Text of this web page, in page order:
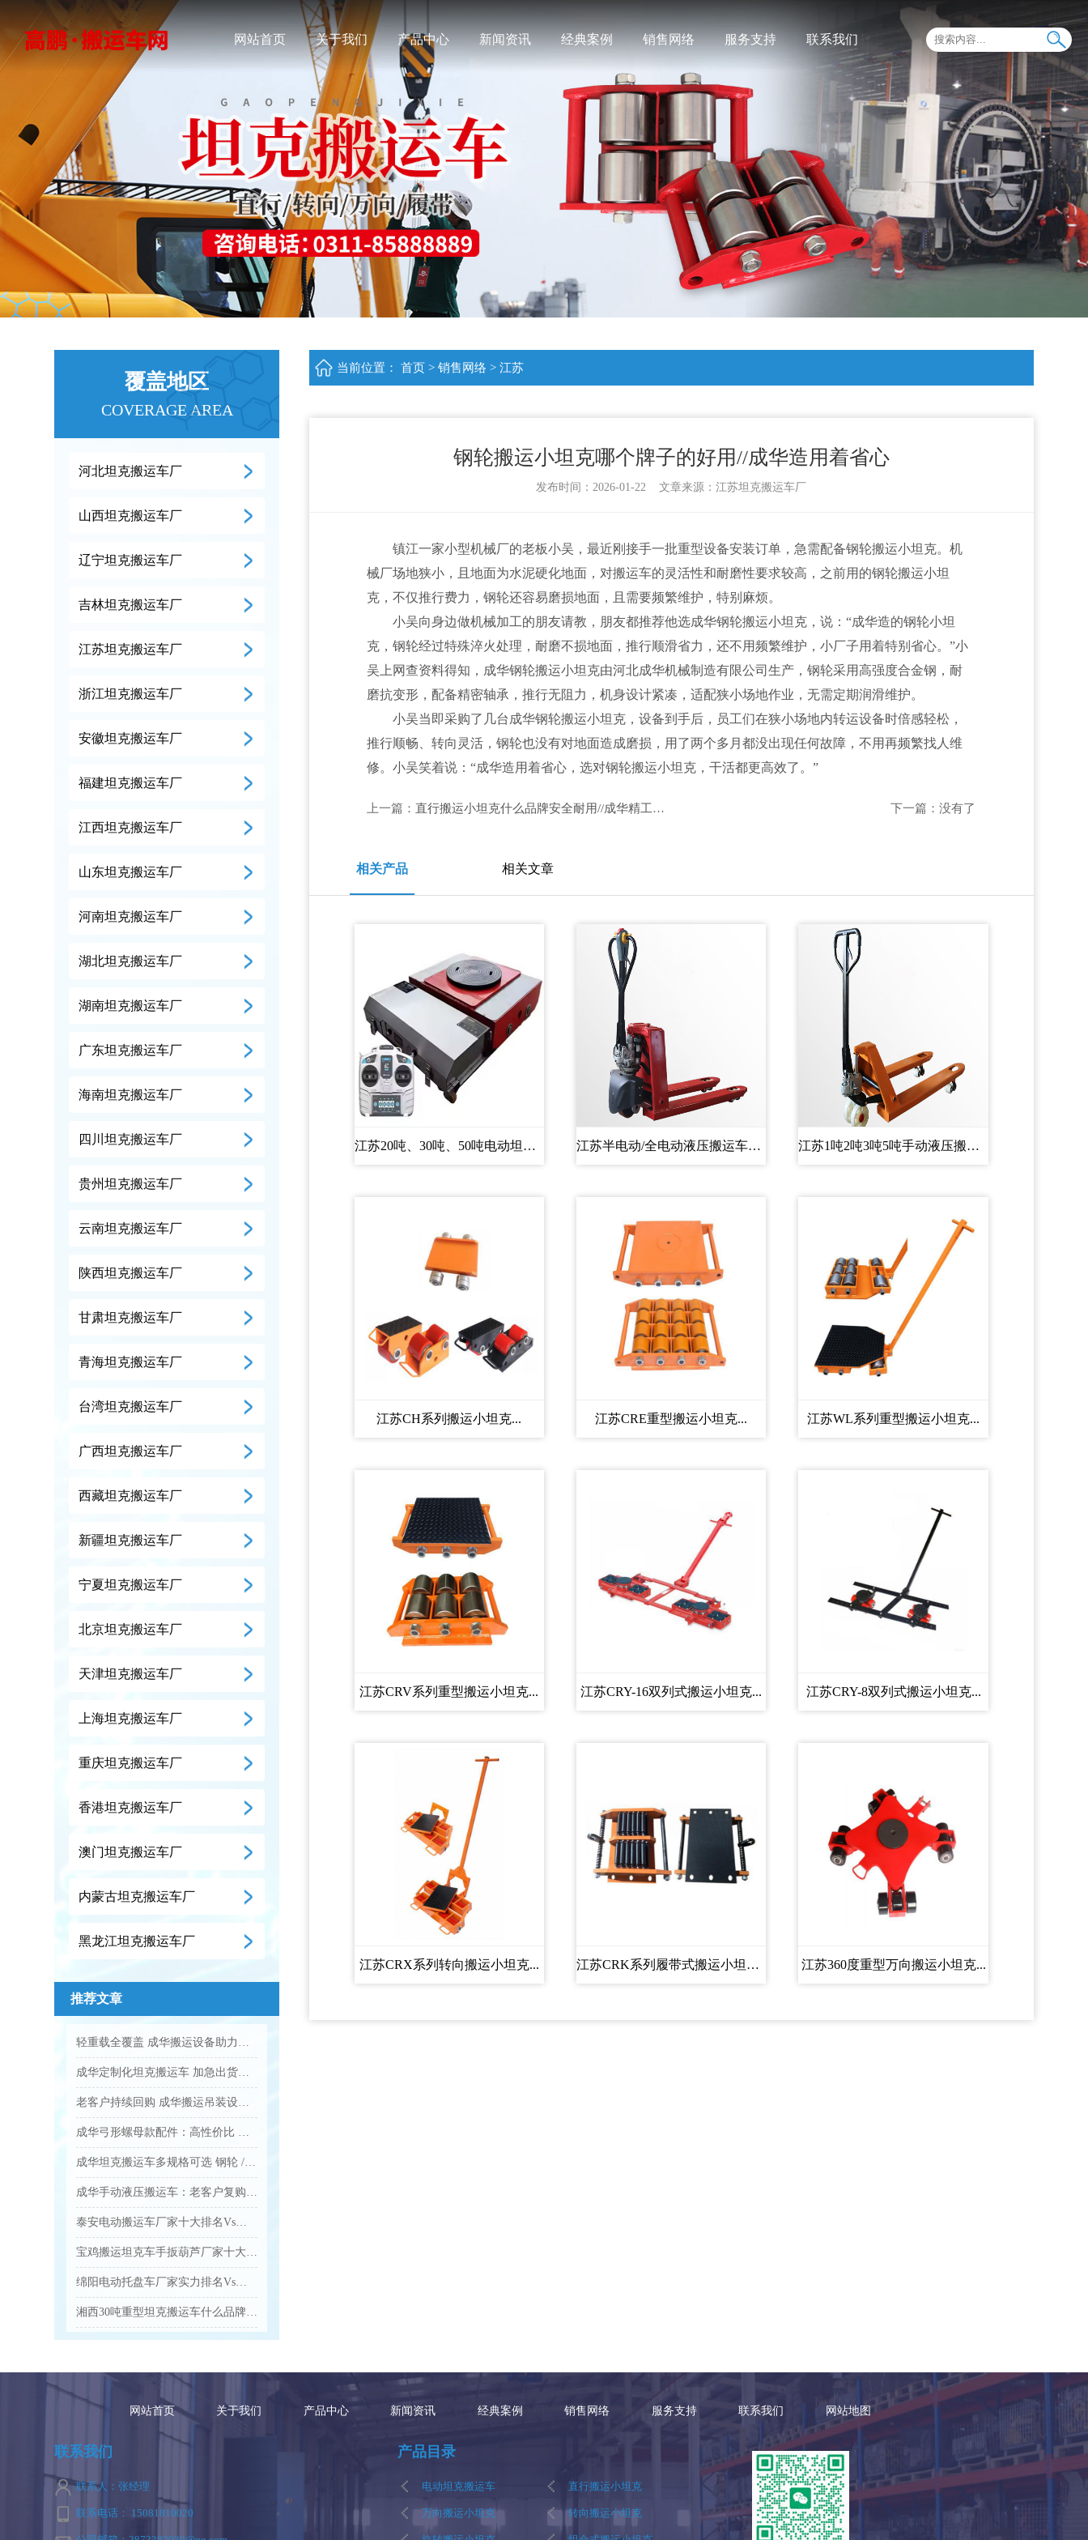
网站首页 关于我们 产品中心 新闻资讯 经典案例 销售网络 服务支持 联系我们
覆盖地区
COVERAGE AREA
河北坦克搬运车厂
山西坦克搬运车厂
辽宁坦克搬运车厂
吉林坦克搬运车厂
江苏坦克搬运车厂
浙江坦克搬运车厂
安徽坦克搬运车厂
福建坦克搬运车厂
江西坦克搬运车厂
山东坦克搬运车厂
河南坦克搬运车厂
湖北坦克搬运车厂
湖南坦克搬运车厂
广东坦克搬运车厂
海南坦克搬运车厂
四川坦克搬运车厂
贵州坦克搬运车厂
云南坦克搬运车厂
陕西坦克搬运车厂
甘肃坦克搬运车厂
青海坦克搬运车厂
台湾坦克搬运车厂
广西坦克搬运车厂
西藏坦克搬运车厂
新疆坦克搬运车厂
宁夏坦克搬运车厂
北京坦克搬运车厂
天津坦克搬运车厂
上海坦克搬运车厂
重庆坦克搬运车厂
香港坦克搬运车厂
澳门坦克搬运车厂
内蒙古坦克搬运车厂
黑龙江坦克搬运车厂
推荐文章
轻重载全覆盖 成华搬运设备助力企业降本增效...
成华定制化坦克搬运车 加急出货满足工业应急需求...
老客户持续回购 成华搬运吊装设备凭实力圈粉...
成华弓形螺母款配件：高性价比 工业吊装紧固优选...
成华坦克搬运车多规格可选 钢轮 / 聚氨酯轮适配全场景...
成华手动液压搬运车：老客户复购爆款 高效装卸好帮手...
泰安电动搬运车厂家十大排名Vs口碑优选品牌名单...
宝鸡搬运坦克车手扳葫芦厂家十大排名Vs品牌推荐...
绵阳电动托盘车厂家实力排名Vs口碑好的品牌有哪些...
湘西30吨重型坦克搬运车什么品牌的质量好...
当前位置： 首页> 销售网络 > 江苏
钢轮搬运小坦克哪个牌子的好用//成华造用着省心
发布时间：2026-01-22 文章来源：江苏坦克搬运车厂
镇江一家小型机械厂的老板小吴，最近刚接手一批重型设备安装订单，急需配备钢轮搬运小坦克。机
械厂场地狭小，且地面为水泥硬化地面，对搬运车的灵活性和耐磨性要求较高，之前用的钢轮搬运小坦
克，不仅推行费力，钢轮还容易磨损地面，且需要频繁维护，特别麻烦。
小吴向身边做机械加工的朋友请教，朋友都推荐他选成华钢轮搬运小坦克，说：“成华造的钢轮小坦
克，钢轮经过特殊淬火处理，耐磨不损地面，推行顺滑省力，还不用频繁维护，小厂子用着特别省心。”小
吴上网查资料得知，成华钢轮搬运小坦克由河北成华机械制造有限公司生产，钢轮采用高强度合金钢，耐
磨抗变形，配备精密轴承，推行无阻力，机身设计紧凑，适配狭小场地作业，无需定期润滑维护。
小吴当即采购了几台成华钢轮搬运小坦克，设备到手后，员工们在狭小场地内转运设备时倍感轻松，
推行顺畅、转向灵活，钢轮也没有对地面造成磨损，用了两个多月都没出现任何故障，不用再频繁找人维
修。小吴笑着说：“成华造用着省心，选对钢轮搬运小坦克，干活都更高效了。”
上一篇：直行搬运小坦克什么品牌安全耐用//成华精工更放心 下一篇：没有了
相关产品 相关文章
江苏20吨、30吨、50吨电动坦克搬... 江苏半电动/全电动液压搬运车托... 江苏1吨2吨3吨5吨手动液压搬运车...
江苏CH系列搬运小坦克... 江苏CRE重型搬运小坦克... 江苏WL系列重型搬运小坦克...
江苏CRV系列重型搬运小坦克... 江苏CRY-16双列式搬运小坦克... 江苏CRY-8双列式搬运小坦克...
江苏CRX系列转向搬运小坦克... 江苏CRK系列履带式搬运小坦克... 江苏360度重型万向搬运小坦克...
网站首页 关于我们 产品中心 新闻资讯 经典案例 销售网络 服务支持 联系我们 网站地图
联系我们
联系人：张经理
联系电话： 15081810020
产品目录
电动坦克搬运车 直行搬运小坦克
万向搬运小坦克 转向搬运小坦克